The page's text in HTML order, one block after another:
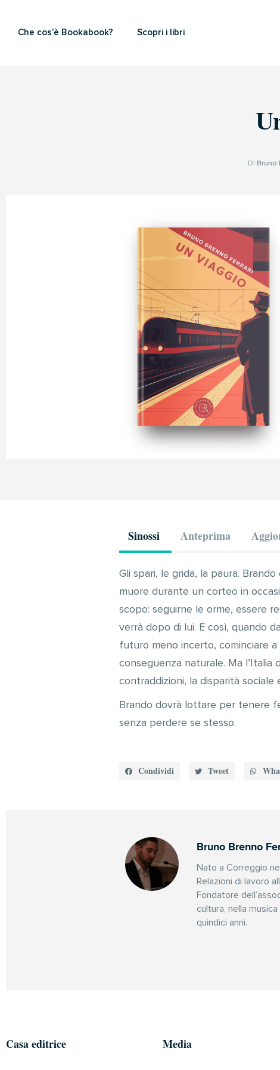
Che cos’è Bookabook? Scopri i libri
DI Bruno
Sinossi Anteprima
Gli spari, le grida, la paura.
muore durante un corteo in
scopo: seguirne le orme, essere
verrà dopo di lui. E così, quando
futuro meno incerto, cominciare
conseguenza naturale. Ma l’Italia
contraddizioni, la disparità
Brando dovrà lottare per tenere
senza perdere se stesso.
Condividi Tweet
Bruno Brenno
Nato a Correggio
Relazioni di lavoro
Fondatore
cultura, nella
quindici anni.
Casa editrice Media